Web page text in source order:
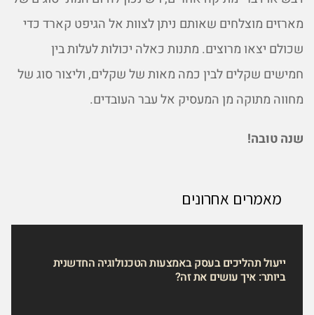
מארזים מוצלחים שאותם ניתן לצוות אל הגיפט קארד כדי
שכולם יצאו מרוצים. מתנות כאלה יכולות לעלות בין
חמישים שקלים לבין כמה מאות של שקלים, וליצור סוג של
מחווה מתוקה מן המעסיק אל עבר העובדים.
שנה טובה!
מאמרים אחרונים
ייעול תהליכים בעסק באמצעות הטכנולוגיה החדשנית
ביותר: איך עושים את זה?